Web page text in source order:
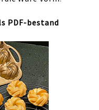
PDF-bestand